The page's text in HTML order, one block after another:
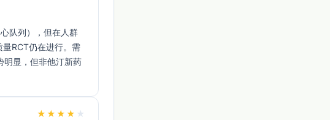
量RCT仍在进行。需
显，但非他汀新药
★ ★ ★ ★ ★